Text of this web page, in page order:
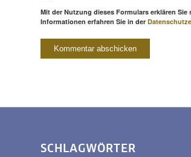
Mit der Nutzung dieses Formulars erklären
Informationen erfahren Sie in der
SCHLAGWÖRTER